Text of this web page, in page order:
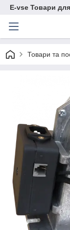
E-vse Товари
Товари та